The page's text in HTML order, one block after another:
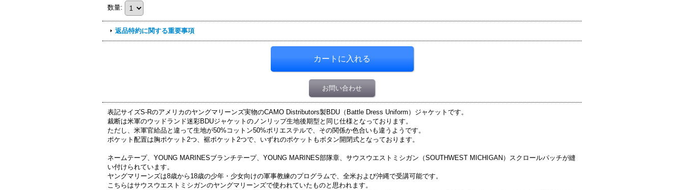
数量:
返品特約に関する重要事項
お問い合わせ
表記サイズS-Rのアメリカのヤングマリーンズ実物のCAMO Distributors製BDU（Battle Dress Uniform）ジャケットです。
裁断は米軍のウッドランド迷彩BDUジャケットのノンリップ生地後期型と同じ仕様となっております。
ただし、米軍官給品と違って生地が50%コットン50%ポリエステルで、その関係か色合いも違うようです。
ポケット配置は胸ポケット2つ、裾ポケット2つで、いずれのポケットもボタン開閉式となっております。
ネームテープ、YOUNG MARINESブランチテープ、YOUNG MARINES部隊章、サウスウエストミシガン（SOUTHWEST MICHIGAN）スクロールパッチが縫
い付けられています。
ヤングマリーンズは8歳から18歳の少年・少女向けの軍事教練のプログラムで、全米および沖縄で受講可能です。
こちらはサウスウエストミシガンのヤングマリーンズで使われていたものと思われます。